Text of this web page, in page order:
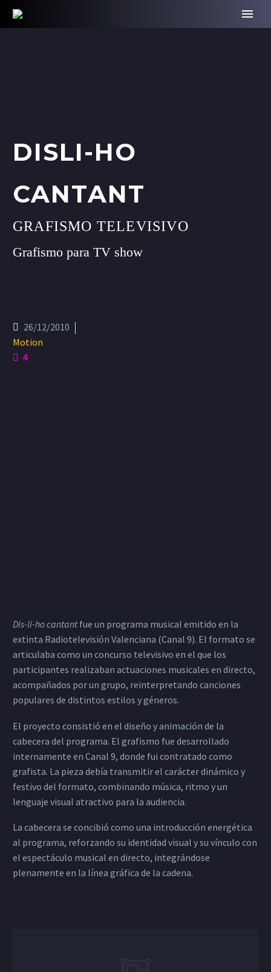
DISLI-HO
CANTANT
GRAFISMO TELEVISIVO
Grafismo para TV show
26/12/2010
Motion
4
Dis-li-ho cantantfue un programa musical emitido en la
extinta Radiotelevisión Valenciana (Canal 9). El formato se
articulaba como un concurso televisivo en el que los
participantes realizaban actuaciones musicales en directo,
acompañados por un grupo, reinterpretando canciones
populares de distintos estilos y géneros.
El proyecto consistió en el diseño y animación de la
cabecera del programa. El grafismo fue desarrollado
internamente en Canal 9, donde fui contratado como
grafista. La pieza debía transmitir el carácter dinámico y
festivo del formato, combinando música, ritmo y un
lenguaje visual atractivo para la audiencia.
La cabecera se concibió como una introducción energética
al programa, reforzando su identidad visual y su vínculo con
el espectáculo musical en directo, integrándose
plenamente en la línea gráfica de la cadena.